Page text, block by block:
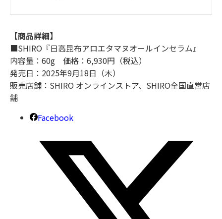
【商品詳細】
■SHIRO『日高昆布アロエタマヌオールインセラム』
内容量：60g 価格：6,930円（税込）
発売日：2025年9月18日（木）
販売店舗：SHIRO オンラインストア、SHIRO全国直営店
舗
Facebook